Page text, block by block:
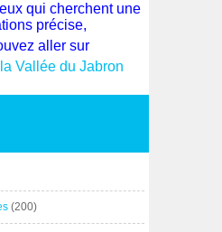
qui cherchent une
précise,
aller sur
Vallée du Jabron
(200)